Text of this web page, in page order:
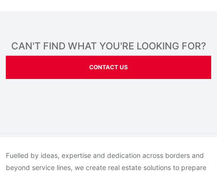
CAN'T FIND WHAT YOU'RE LOOKING FOR?
CONTACT US
Fuelled by ideas, expertise and dedication across borders and
beyond service lines, we create real estate solutions to prepare